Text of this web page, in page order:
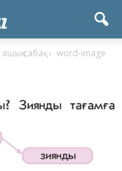
сабақ word-image